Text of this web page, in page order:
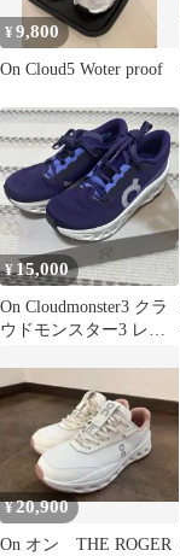
¥9,800
On Cloud5 Woter proof
¥15,000
On Cloudmonster3 クラ
ウドモンスター3 レデ
¥20,900
On オン THE ROGER